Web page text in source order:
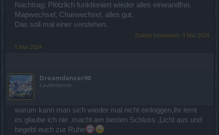
Nachtrag: Plötzlich funktioniert wieder alles einwandfrei.
Mapwechsel, Charwechsel, alles gut.
Das soll mal einer verstehen.
Zuletzt bearbeitet: 5 Mai 2024
5 Mai 2024
Dreamdancer90
Laufenlerner
warum kann man sich wieder mal nicht einloggen,ihr lernt
es glaube ich nie ,macht am besten Schluss ,Licht aus und
begebt euch zur Ruhe